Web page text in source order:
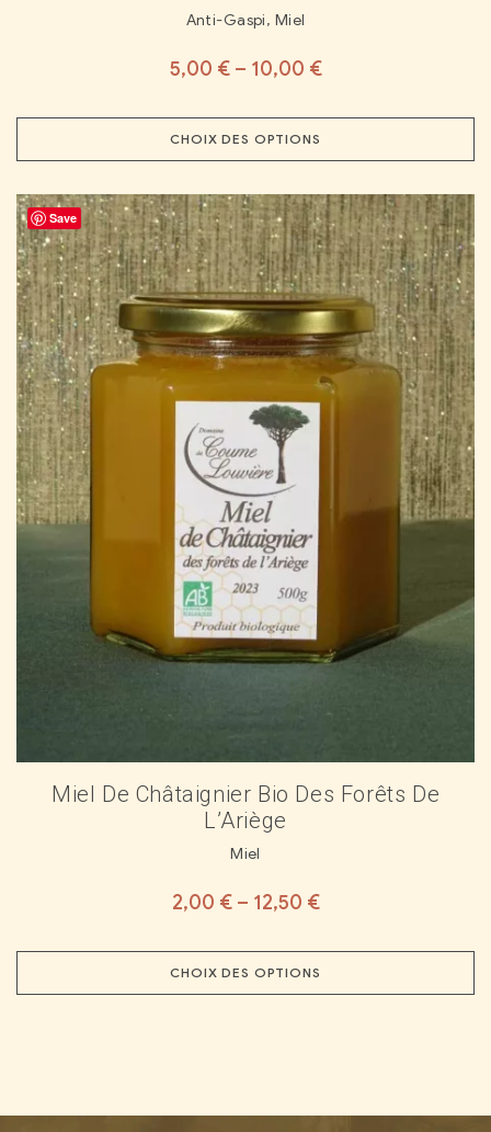
Anti-Gaspi, Miel
5,00 €– 10,00 €
CHOIX DES OPTIONS
Save
Miel De Châtaignier Bio Des Forêts De
L’Ariège
Miel
2,00 €– 12,50 €
CHOIX DES OPTIONS